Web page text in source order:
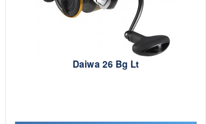
Daiwa 26 Bg Lt